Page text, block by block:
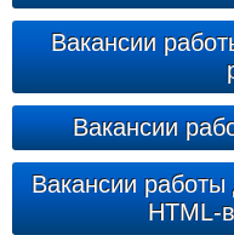
Вакансии
Вакансии
Вакансии
HTML-